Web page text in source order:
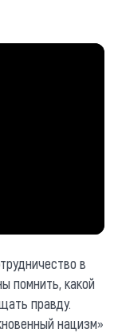
в
помнить, какой
правду.
нацизм»